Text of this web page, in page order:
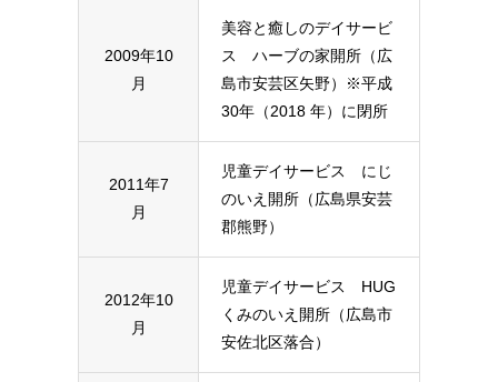
2009年10
月
美容と癒しのデイサービ
ス ハーブの家開所（広
島市安芸区矢野）※平成
30年（2018 年）に閉所
2011年7
月
児童デイサービス にじ
のいえ開所（広島県安芸
郡熊野）
2012年10
月
児童デイサービス HUG
くみのいえ開所（広島市
安佐北区落合）